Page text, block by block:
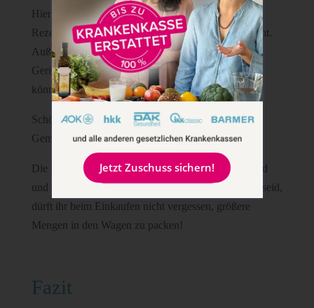
Hier hätte ich mir noch ein paar mehr ausgefallene
Rezepte und eventuell auch Nudelgerichte gewünscht.
Außerdem fehlt mir bei den Soßen, zu welchen
Gerichten sie gut passen und verwendet werden
könnten.
Schön finde ich, dass Fleisch, Fisch und auch reine
Gemüsegerichte vorgestellt werden.
Die Menge in dieser Kategorie ist immer für ein Kind
und einen Erwachsenen angegeben. Wenn ihr mehr seid,
dürft ihr beim Einkaufen nicht vergessen, größere
Mengen in den Wagen zu packen!
Fazit
Jetzt Zuschuss sichern!